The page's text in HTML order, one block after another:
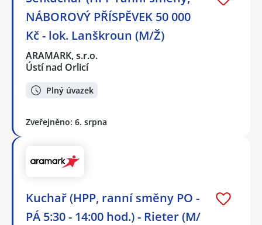
NÁBOROVÝ PŘÍSPĚVEK 50 000
Kč - lok. Lanškroun (M/Ž)
ARAMARK, s.r.o.
Ústí nad Orlicí
Plný úvazek
Zveřejněno: 6. srpna
Kuchař (HPP, ranní směny PO -
PÁ 5:30 - 14:00 hod.) - Rieter (M/